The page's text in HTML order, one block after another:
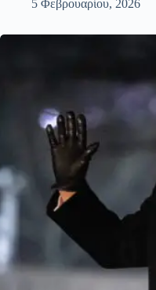
5 Φεβρουαρίου, 2026